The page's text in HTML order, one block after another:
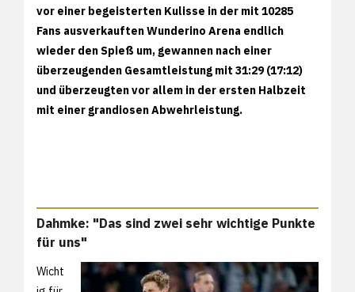
vor einer begeisterten Kulisse in der mit 10285
Fans ausverkauften Wunderino Arena endlich
wieder den Spieß um, gewannen nach einer
überzeugenden Gesamtleistung mit 31:29 (17:12)
und überzeugten vor allem in der ersten Halbzeit
mit einer grandiosen Abwehrleistung.
Dahmke: "Das sind zwei sehr wichtige Punkte
für uns"
Wicht